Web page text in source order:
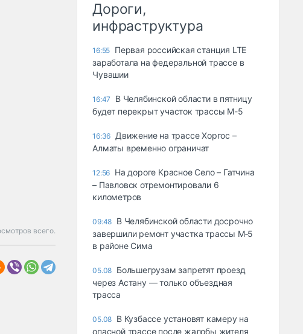
всего.
Дороги,
инфраструктура
16:55 Первая российская станция LTE
заработала на федеральной трассе в
Чувашии
16:47
В Челябинской области в пятницу
будет перекрыт участок трассы М-5
16:36 Движение на трассе Хоргос –
Алматы временно ограничат
12:56 На дороге Красное Село – Гатчина
– Павловск отремонтировали 6
километров
09:48 В Челябинской области досрочно
завершили ремонт участка трассы М‑5
в районе Сима
05.08 Большегрузам запретят проезд
через Астану — только объездная
трасса
05.08 В Кузбассе установят камеру на
опасной трассе после жалобы жителя